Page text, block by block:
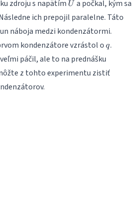
zdroju s napätím U a počkal, kým sa
ich prepojil paralelne. Táto
náboja medzi kondenzátormi.
kondenzátore vzrástol o q
q.
páčil, ale to na prednášku
z tohto experimentu zistiť